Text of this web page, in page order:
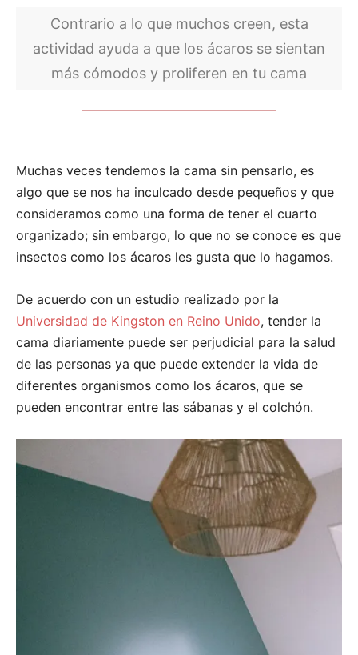
Contrario a lo que muchos creen, esta
actividad ayuda a que los ácaros se sientan
más cómodos y proliferen en tu cama
Muchas veces tendemos la cama sin pensarlo, es
algo que se nos ha inculcado desde pequeños y que
consideramos como una forma de tener el cuarto
organizado; sin embargo, lo que no se conoce es que
insectos como los ácaros les gusta que lo hagamos.
De acuerdo con un estudio realizado por la
Universidad de Kingston en Reino Unido, tender la
cama diariamente puede ser perjudicial para la salud
de las personas ya que puede extender la vida de
diferentes organismos como los ácaros, que se
pueden encontrar entre las sábanas y el colchón.